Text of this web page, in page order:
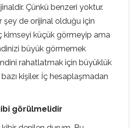
Çünkü benzeri yoktur.
şey de orijinal olduğu için
kimseyi küçük görmeyip ama
büyük görmemek
rahatlatmak için büyüklük
bazı kişiler. İç hesaplaşmadan
görülmelidir